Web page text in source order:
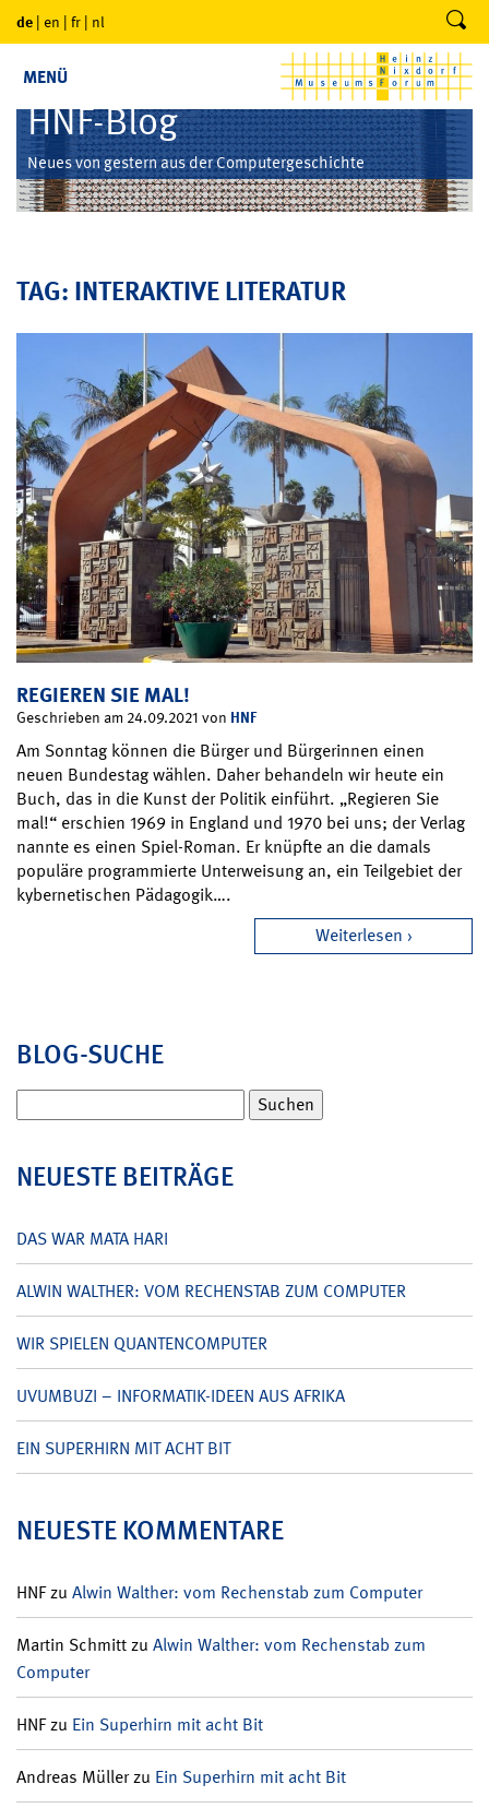
de | en | fr | nl
MENÜ
HNF-Blog
Neues von gestern aus der Computergeschichte
TAG: INTERAKTIVE LITERATUR
REGIEREN SIE MAL!
Geschrieben am 24.09.2021 von HNF
Am Sonntag können die Bürger und Bürgerinnen einen
neuen Bundestag wählen. Daher behandeln wir heute ein
Buch, das in die Kunst der Politik einführt. „Regieren Sie
mal!“ erschien 1969 in England und 1970 bei uns; der Verlag
nannte es einen Spiel-Roman. Er knüpfte an die damals
populäre programmierte Unterweisung an, ein Teilgebiet der
kybernetischen Pädagogik….
Weiterlesen
BLOG-SUCHE
nach:
NEUESTE BEITRÄGE
DAS WAR MATA HARI
ALWIN WALTHER: VOM RECHENSTAB ZUM COMPUTER
WIR SPIELEN QUANTENCOMPUTER
UVUMBUZI – INFORMATIK-IDEEN AUS AFRIKA
EIN SUPERHIRN MIT ACHT BIT
NEUESTE KOMMENTARE
HNFzu Alwin Walther: vom Rechenstab zum Computer
Martin Schmittzu Alwin Walther: vom Rechenstab zum
Computer
HNFzu Ein Superhirn mit acht Bit
Andreas Müllerzu Ein Superhirn mit acht Bit